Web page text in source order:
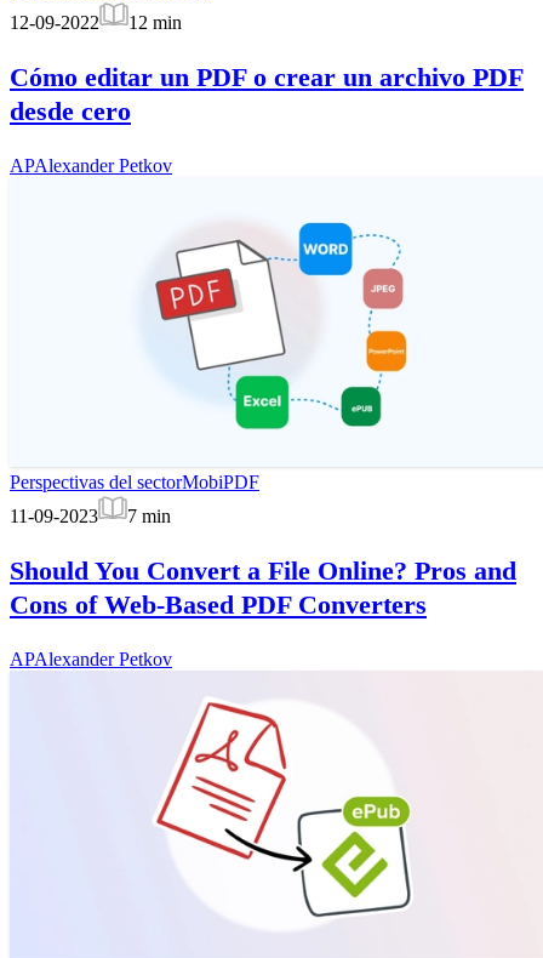
12-09-2022
12 min
Cómo editar un PDF o crear un archivo PDF
desde cero
APAlexander Petkov
Perspectivas del sectorMobiPDF
11-09-2023
7 min
Should You Convert a File Online? Pros and
Cons of Web-Based PDF Converters
APAlexander Petkov